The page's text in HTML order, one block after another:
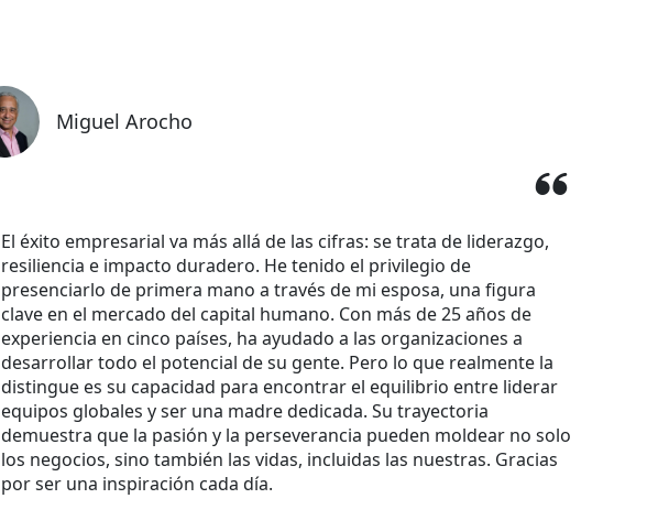
Miguel Arocho
El éxito empresarial va más allá de las cifras: se trata de liderazgo,
resiliencia e impacto duradero. He tenido el privilegio de
presenciarlo de primera mano a través de mi esposa, una figura
clave en el mercado del capital humano. Con más de 25 años de
experiencia en cinco países, ha ayudado a las organizaciones a
desarrollar todo el potencial de su gente. Pero lo que realmente la
distingue es su capacidad para encontrar el equilibrio entre liderar
equipos globales y ser una madre dedicada. Su trayectoria
demuestra que la pasión y la perseverancia pueden moldear no solo
los negocios, sino también las vidas, incluidas las nuestras. Gracias
por ser una inspiración cada día.